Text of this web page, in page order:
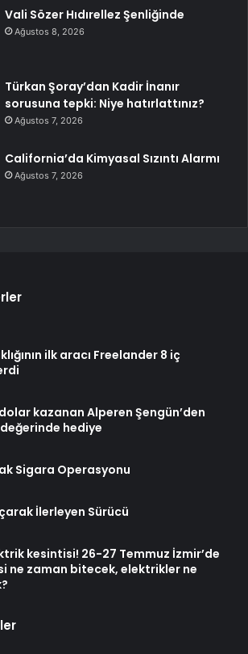
Vali Sözer Hıdırellez Şenliğinde
Ağustos 8, 2026
Türkan Şoray’dan Kadir İnanır
sorusuna tepki: Niye hatırlattınız?
Ağustos 7, 2026
California’da Kimyasal Sızıntı Alarmı
Ağustos 7, 2026
ilk aracı Freelander 8 iç
dolar kazanan Alperen Şengün’den
hediye
Sigara Operasyonu
İlerleyen Sürücü
kesintisi! 26-27 Temmuz İzmir’de
ne zaman bitecek, elektrikler ne